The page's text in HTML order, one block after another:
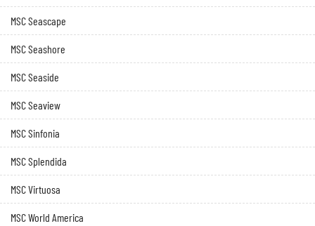
MSC Seascape
MSC Seashore
MSC Seaside
MSC Seaview
MSC Sinfonia
MSC Splendida
MSC Virtuosa
MSC World America